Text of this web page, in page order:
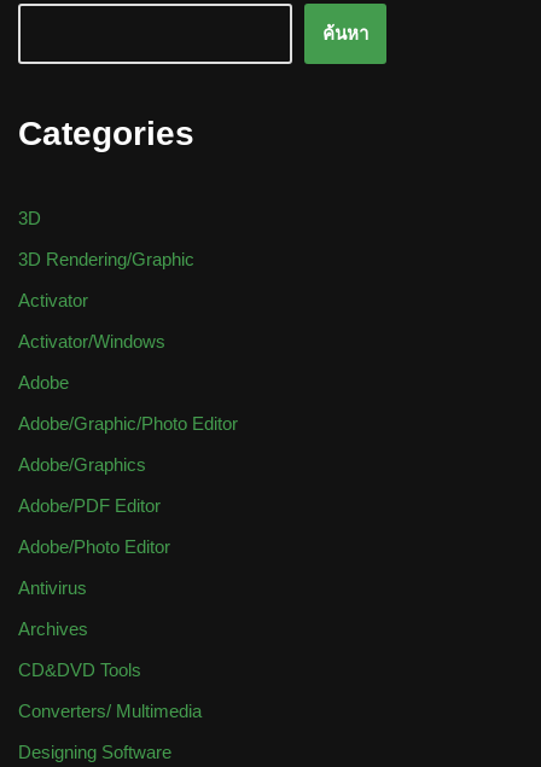
ค้นหา
Categories
3D
3D Rendering/Graphic
Activator
Activator/Windows
Adobe
Adobe/Graphic/Photo Editor
Adobe/Graphics
Adobe/PDF Editor
Adobe/Photo Editor
Antivirus
Archives
CD&DVD Tools
Converters/ Multimedia
Designing Software